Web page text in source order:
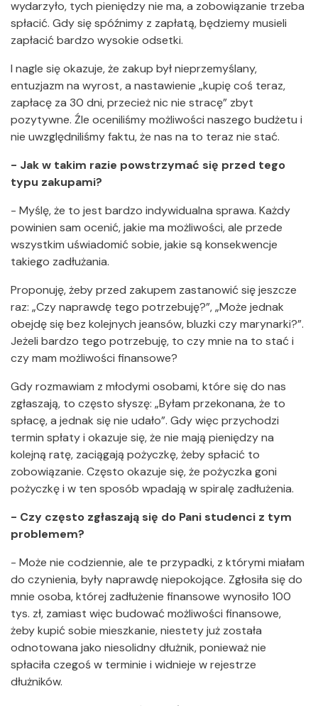
wydarzyło, tych pieniędzy nie ma, a zobowiązanie trzeba
spłacić. Gdy się spóźnimy z zapłatą, będziemy musieli
zapłacić bardzo wysokie odsetki.
I nagle się okazuje, że zakup był nieprzemyślany,
entuzjazm na wyrost, a nastawienie „kupię coś teraz,
zapłacę za 30 dni, przecież nic nie stracę” zbyt
pozytywne. Źle oceniliśmy możliwości naszego budżetu i
nie uwzględniliśmy faktu, że nas na to teraz nie stać.
- Jak w takim razie powstrzymać się przed tego
typu zakupami?
- Myślę, że to jest bardzo indywidualna sprawa. Każdy
powinien sam ocenić, jakie ma możliwości, ale przede
wszystkim uświadomić sobie, jakie są konsekwencje
takiego zadłużania.
Proponuję, żeby przed zakupem zastanowić się jeszcze
raz: „Czy naprawdę tego potrzebuję?”, „Może jednak
obejdę się bez kolejnych jeansów, bluzki czy marynarki?”.
Jeżeli bardzo tego potrzebuję, to czy mnie na to stać i
czy mam możliwości finansowe?
Gdy rozmawiam z młodymi osobami, które się do nas
zgłaszają, to często słyszę: „Byłam przekonana, że to
spłacę, a jednak się nie udało”. Gdy więc przychodzi
termin spłaty i okazuje się, że nie mają pieniędzy na
kolejną ratę, zaciągają pożyczkę, żeby spłacić to
zobowiązanie. Często okazuje się, że pożyczka goni
pożyczkę i w ten sposób wpadają w spiralę zadłużenia.
- Czy często zgłaszają się do Pani studenci z tym
problemem?
- Może nie codziennie, ale te przypadki, z którymi miałam
do czynienia, były naprawdę niepokojące. Zgłosiła się do
mnie osoba, której zadłużenie finansowe wynosiło 100
tys. zł, zamiast więc budować możliwości finansowe,
żeby kupić sobie mieszkanie, niestety już została
odnotowana jako niesolidny dłużnik, ponieważ nie
spłaciła czegoś w terminie i widnieje w rejestrze
dłużników.